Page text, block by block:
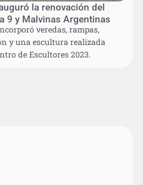
la renovación del
9 y Malvinas Argentinas
veredas, rampas,
y una escultura realizada
de Escultores 2023.